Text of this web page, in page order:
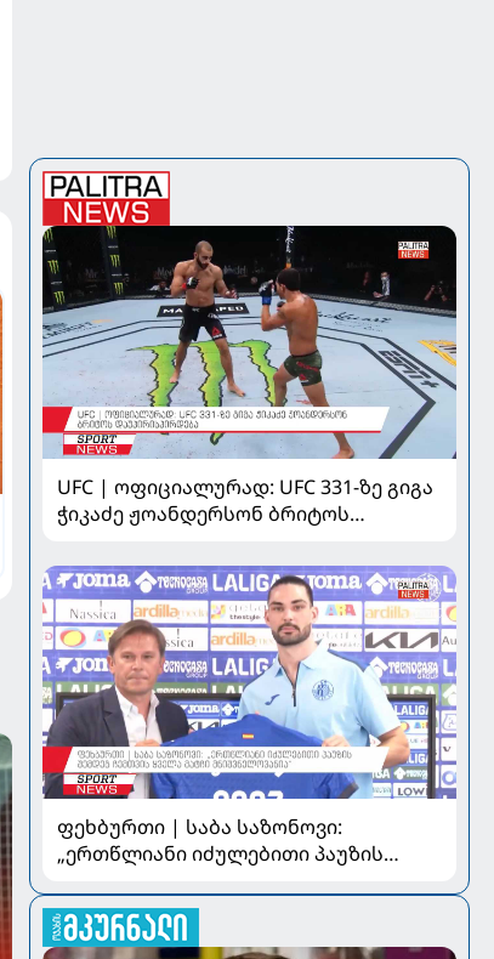
UFC | ოფიციალურად: UFC 331-ზე გიგა
ჭიკაძე ჟოანდერსონ ბრიტოს
ფეხბურთი | საბა საზონოვი:
„ერთწლიანი იძულებითი პაუზის
მნიშვნელოვანია“